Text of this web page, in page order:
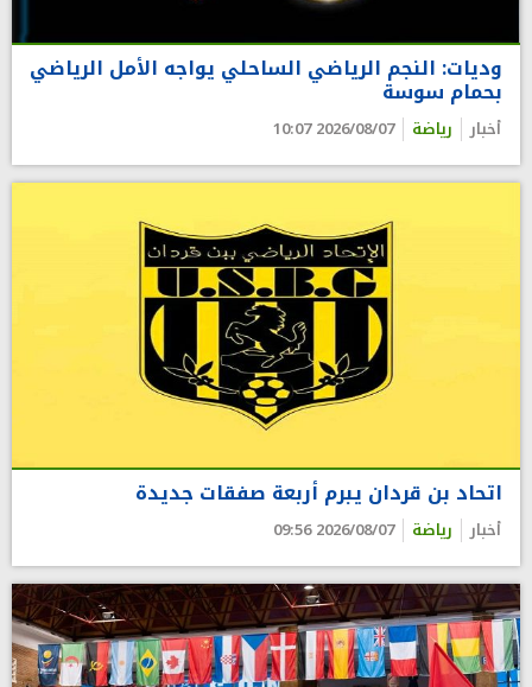
وديات: النجم الرياضي الساحلي يواجه الأمل الرياضي
بحمام سوسة
أخبار رياضة 2026/08/07 10:07
اتحاد بن قردان يبرم أربعة صفقات جديدة
أخبار رياضة 2026/08/07 09:56